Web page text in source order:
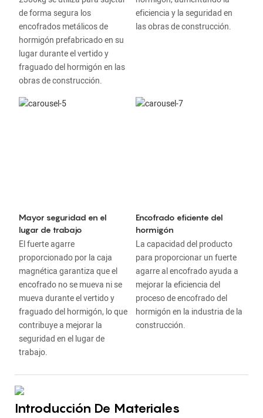
de forma segura los
encofrados metálicos de
hormigón prefabricado en su
lugar durante el vertido y
fraguado del hormigón en las
obras de construcción.
eficiencia y la seguridad en
las obras de construcción.
Mayor seguridad en el
lugar de trabajo
El fuerte agarre
proporcionado por la caja
magnética garantiza que el
encofrado no se mueva ni se
mueva durante el vertido y
fraguado del hormigón, lo que
contribuye a mejorar la
seguridad en el lugar de
trabajo.
Encofrado eficiente del
hormigón
La capacidad del producto
para proporcionar un fuerte
agarre al encofrado ayuda a
mejorar la eficiencia del
proceso de encofrado del
hormigón en la industria de la
construcción.
Introducción De Materiales